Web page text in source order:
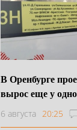
В Оренбурге
вырос еще у
6 августа 20:25